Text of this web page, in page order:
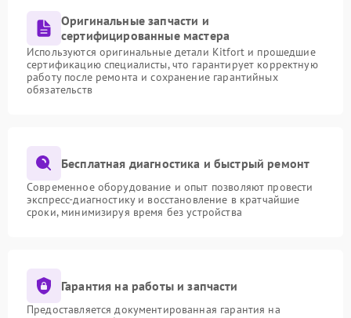
Оригинальные запчасти и
сертифицированные мастера
Используются оригинальные детали Kitfort и прошедшие
сертификацию специалисты, что гарантирует корректную
работу после ремонта и сохранение гарантийных
обязательств
Бесплатная диагностика и быстрый ремонт
Современное оборудование и опыт позволяют провести
экспресс-диагностику и восстановление в кратчайшие
сроки, минимизируя время без устройства
Гарантия на работы и запчасти
Предоставляется документированная гарантия на